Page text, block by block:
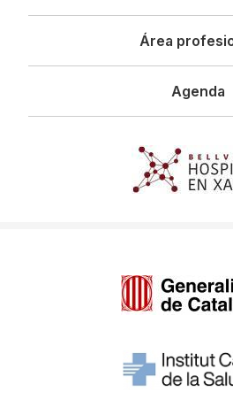
Área
Agenda